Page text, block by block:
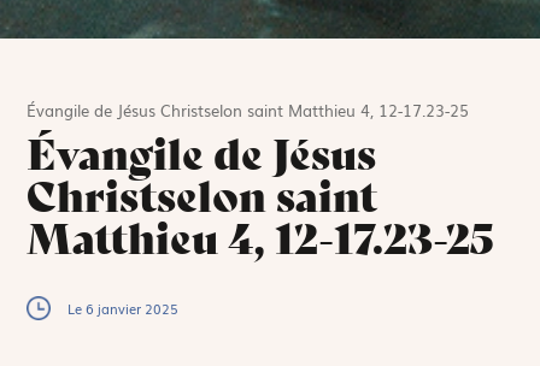
Évangile de Jésus Christselon saint Matthieu 4, 12-17.23-25
Évangile de Jésus
Christselon saint
Matthieu 4, 12-17.23-25
Le 6 janvier 2025